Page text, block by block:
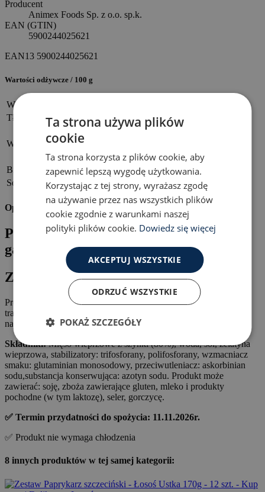
Producent
Animex Foods Sp. z o.o. sp.k.
EAN (GTIN)
5900244025621
EAN13 5900244025621
Wartości odżywcze / 100 g
Wartość energetyczna
Tłuszcze
4,9 g
w tym nasycone kwasy tłuszczowe
Węglowodany
w tym cukry
0,0 g
Białko
17,0 g
Sól
2,0 g
Opis
Polish Ham szynka konserwowa z
galaretką KRAKUS - 455g
Zestaw 3szt.
Produkty Krakus zapewniają wyjątkowy smak, inspirowane
tradycyjnymi przepisami, które są udoskonalane, żeby zadowolić
najbardziej wymagające podniebienia.
Składniki:Mięso wieprzowe z szynki (80%), woda, sól, żelatyna
wieprzowa, stabilizatory: trifosforany, polifosforany, wzmacniacz
smaku: glutaminian monosodowy, przeciwutleniacz: askorbinian
sodu,substancja konserwująca: azotyn sodu. Produkt może
zawierać: soję, zboża zawierające gluten, mleko i produkty
pochodne (w tym laktozę), seler, gorczycę.
✅ Termin przydatności do spożycia: 11.11.2026r.
✅ Produkt nie wymaga chłodzenia
8 innych produktów w tej samej kategorii:
Ta strona używa plików
cookie
Ta strona korzysta z plików cookie, aby
zapewnić lepszą wygodę użytkowania.
Korzystając z tej strony, wyrażasz zgodę
na używanie przez nas wszystkich plików
cookie zgodnie z warunkami naszej
polityki plików cookie. Dowiedz się więcej
AKCEPTUJ WSZYSTKIE
ODRZUĆ WSZYSTKIE
POKAŻ SZCZEGÓŁY